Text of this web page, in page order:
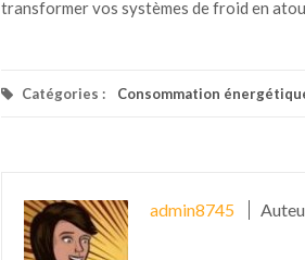
transformer vos systèmes de froid en
Catégories : Consommation
admin8745